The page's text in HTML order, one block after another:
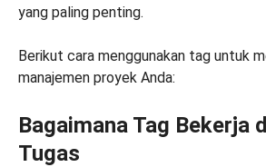
yang paling penting.
Berikut cara menggunakan tag untuk
manajemen proyek Anda:
Bagaimana Tag Bekerja
Tugas